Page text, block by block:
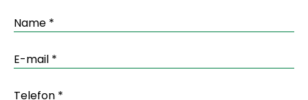
Name*
Email*
Telefon *